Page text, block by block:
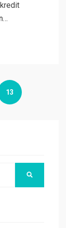
PAGE
13